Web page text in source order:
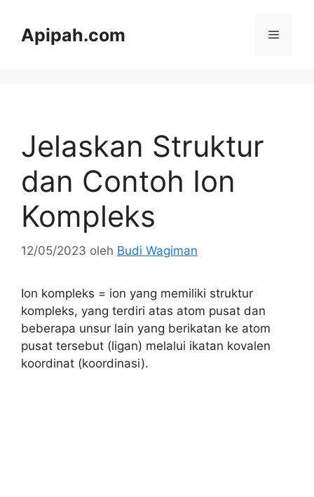
Apipah.com Menu
Jelaskan Struktur
dan Contoh Ion
Kompleks
12/05/2023 oleh Budi Wagiman
Ion kompleks = ion yang memiliki struktur
kompleks, yang terdiri atas atom pusat dan
beberapa unsur lain yang berikatan ke atom
pusat tersebut (ligan) melalui ikatan kovalen
koordinat (koordinasi).